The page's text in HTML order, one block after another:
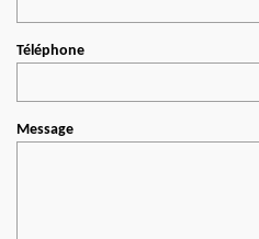
Téléphone
Message